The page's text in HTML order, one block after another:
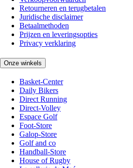
Retourneren en terugbetalen
Juridische disclaimer
Betaalmethoden
Prijzen en leveringsopties
Privacy verklaring
Onze winkels
Basket-Center
Daily Bikers
Direct Running
Direct-Volley
Espace Golf
Foot-Store
Galop-Store
Golf and co
Handball-Store
House of Rugby